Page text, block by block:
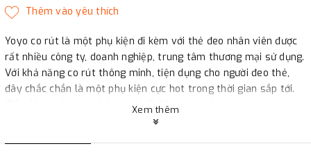
Yoyo co rút là một phụ kiện đi kèm với thẻ đeo nhân viên được
rất nhiều công ty, doanh nghiệp, trung tâm thương mại sử dụng.
Với khả năng co rút thông minh, tiện dụng cho người đeo thẻ,
đây chắc chắn là một phụ kiện cực hot trong thời gian sắp tới.
Kiểu dáng vô cùng nhỏ gọn, chất liệu cứng cáp.
Xem thêm